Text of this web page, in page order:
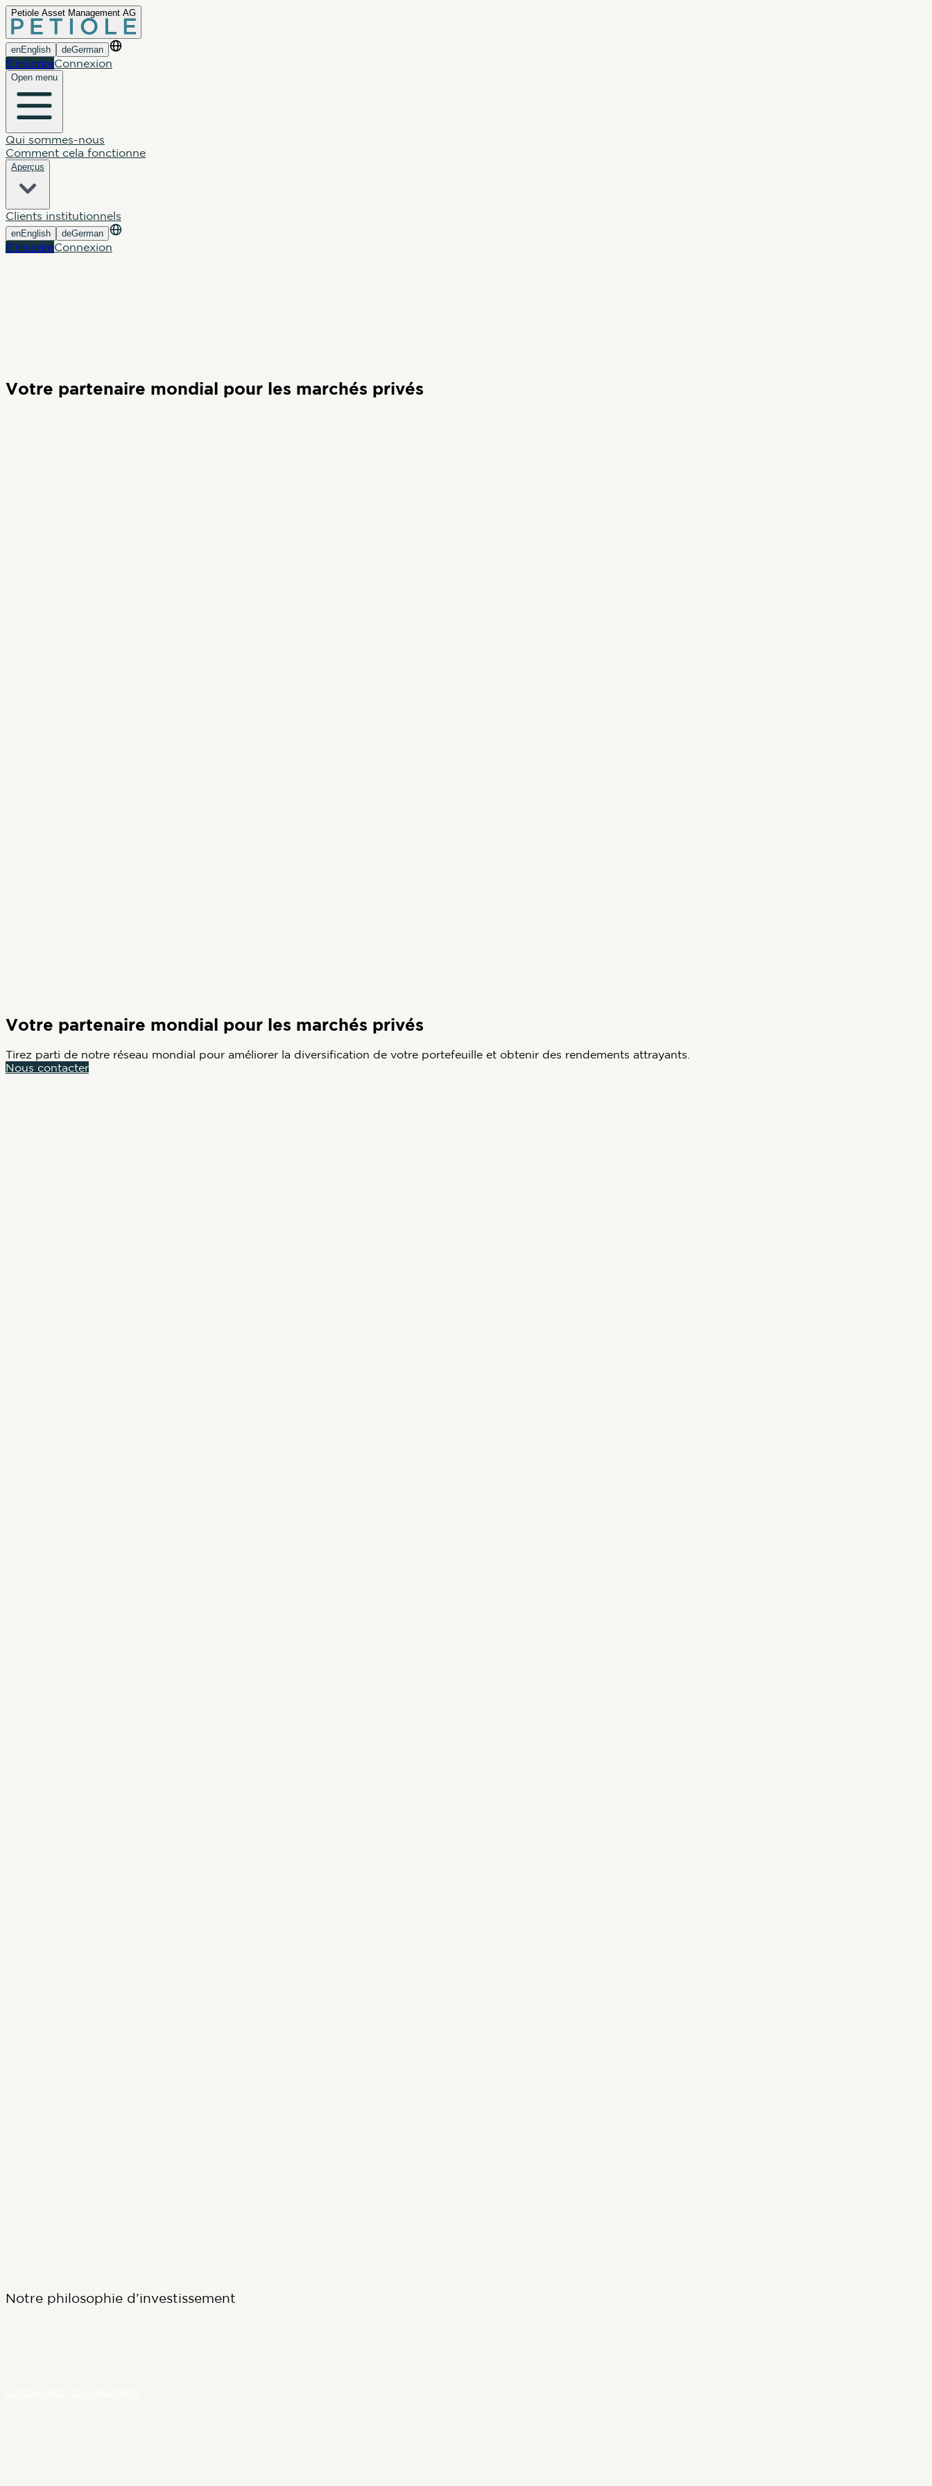
Petiole Asset Management AG
enEnglish deGerman
S'inscrireConnexion
Open menu
Qui sommes-nous
Comment cela fonctionne
Aperçus
Clients institutionnels
enEnglish deGerman
S'inscrireConnexion
Votre partenaire mondial pour les marchés privés
Votre partenaire mondial pour les marchés privés
Tirez parti de notre réseau mondial pour améliorer la diversification de votre portefeuille et obtenir des rendements attrayants.
Nous contacter
Notre philosophie d’investissement